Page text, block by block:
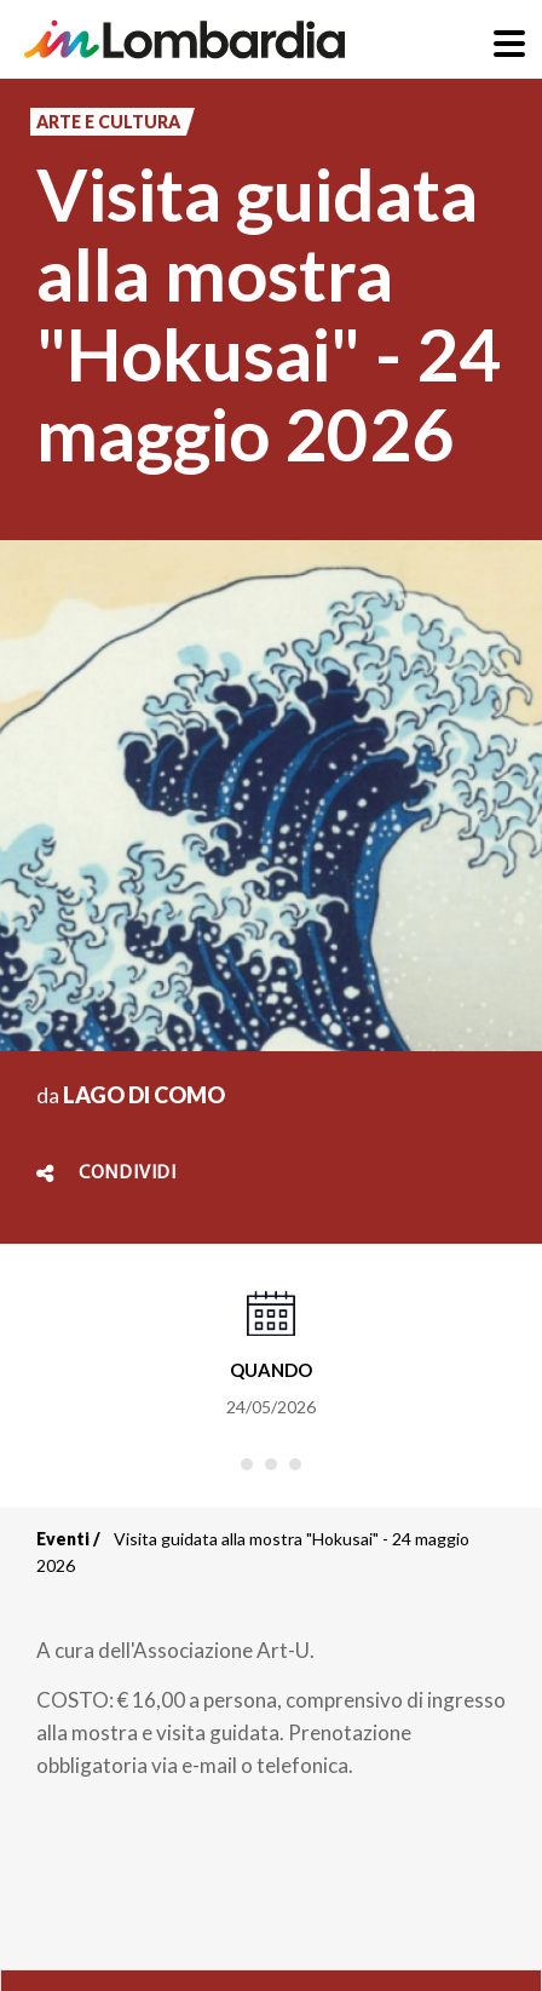
principale
ARTE E CULTURA
Visita guidata
alla mostra
"Hokusai" - 24
maggio 2026
da LAGO DI COMO
CONDIVIDI
QUANDO
24/05/2026
Briciole
pane
Eventi
Visita guidata alla mostra "Hokusai" - 24 maggio
2026
A cura dell'Associazione Art-U.
COSTO: € 16,00 a persona, comprensivo di ingresso
alla mostra e visita guidata. Prenotazione
obbligatoria via e-mail o telefonica.